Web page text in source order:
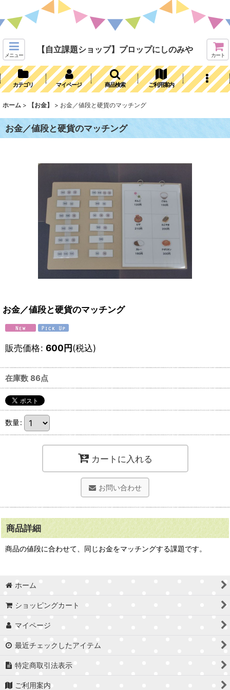
メニュー
【自立課題ショップ】プロップにしのみや
カート
カテゴリ マイページ 商品検索 ご利用案内
ホーム > 【お金】 > お金／値段と硬貨のマッチング
お金／値段と硬貨のマッチング
お金／値段と硬貨のマッチング
販売価格: 600円(税込)
在庫数 86点
数量:
カートに入れる
お問い合わせ
商品詳細
商品の値段に合わせて、同じお金をマッチングする課題です。
ホーム
ショッピングカート
マイページ
最近チェックしたアイテム
特定商取引法表示
ご利用案内